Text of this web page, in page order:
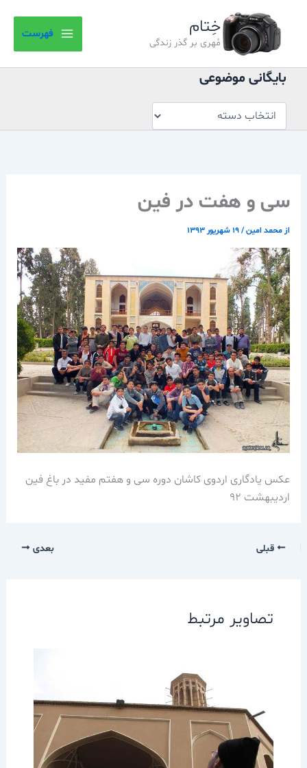
خِتام
مُهری بر گذر زندگی
فهرست
بایگانی موضوعی
موضوعی
سی و هفت در فین
از محمد امین/۱۹ شهریور ۱۳۹۳
عکس یادگاری اردوی کاشان دوره سی و هفتم مفید در باغ فین
اردیبهشت 92
قبلی بعدی
تصاویر مرتبط